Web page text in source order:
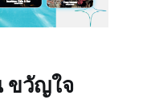
ขวัญใจ